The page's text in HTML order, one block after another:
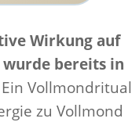
Wirkung auf
wurde bereits in
Ein Voll­mondritual
zu Voll­mond